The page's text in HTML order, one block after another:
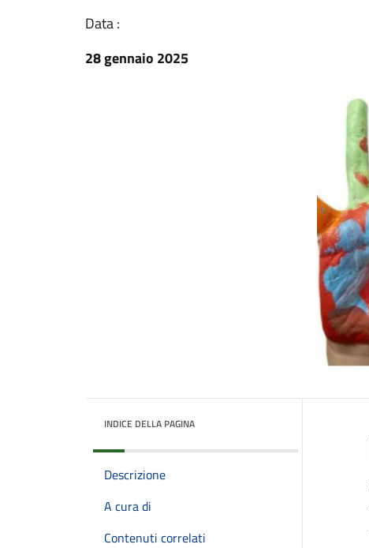
Data :
28 gennaio 2025
INDICE DELLA PAGINA
Descrizione
A cura di
Contenuti correlati